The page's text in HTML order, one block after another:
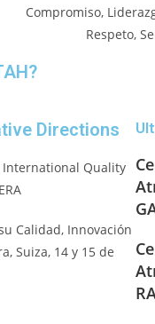
Directions
Calidad, Innovación
Suiza, 14 y 15 de